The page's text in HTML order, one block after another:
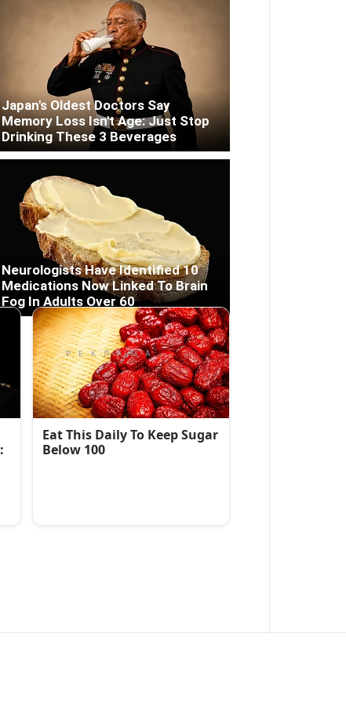
Japan's Oldest Doctors Say
Memory Loss Isn't Age: Just Stop
Drinking These 3 Beverages
Neurologists Have Identified 10
Medications Now Linked To Brain
Fog In Adults Over 60